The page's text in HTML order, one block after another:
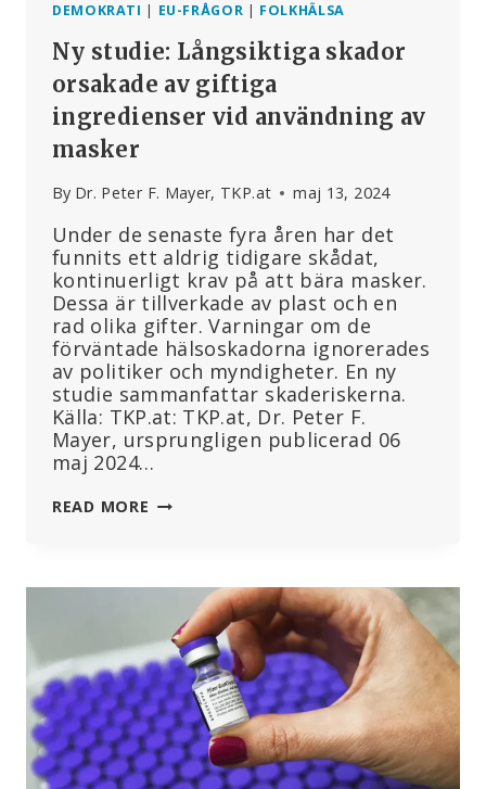
DEMOKRATI | EU-FRÅGOR | FOLKHÄLSA
Ny studie: Långsiktiga skador
orsakade av giftiga
ingredienser vid användning av
masker
By Dr. Peter F. Mayer, TKP.at maj 13, 2024
Under de senaste fyra åren har det
funnits ett aldrig tidigare skådat,
kontinuerligt krav på att bära masker.
Dessa är tillverkade av plast och en
rad olika gifter. Varningar om de
förväntade hälsoskadorna ignorerades
av politiker och myndigheter. En ny
studie sammanfattar skaderiskerna.
Källa: TKP.at: TKP.at, Dr. Peter F.
Mayer, ursprungligen publicerad 06
maj 2024…
READ MORE NY
ORSAKADE
GIFTIGA
INGREDIENSER
VID
ANVÄNDNING
AV
MASKER